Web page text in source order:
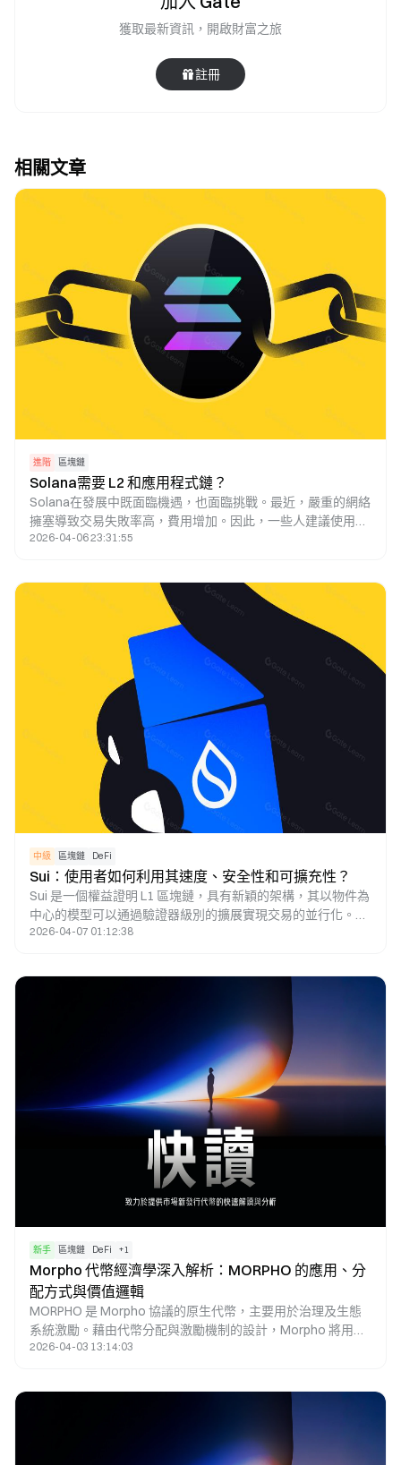
獲取最新資訊，開啟財富之旅
註冊
相關文章
進階 區塊鏈
Solana需要 L2 和應用程式鏈？
Solana在發展中既面臨機遇，也面臨挑戰。最近，嚴重的網絡
擁塞導致交易失敗率高，費用增加。因此，一些人建議使用
Layer 2和應用鏈技術來解決這個問題。本文探討了該策略的可
2026-04-06 23:31:55
中級 區塊鏈 DeFi
Sui：使用者如何利用其速度、安全性和可擴充性？
Sui 是一個權益證明 L1 區塊鏈，具有新穎的架構，其以物件為
中心的模型可以通過驗證器級別的擴展實現交易的並行化。在
這篇研究論文中，將介紹Sui區塊鏈的獨特功能，將介紹SUI代
2026-04-07 01:12:38
新手 區塊鏈 DeFi +1
Morpho 代幣經濟學深入解析：MORPHO 的應用、分
配方式與價值邏輯
MORPHO 是 Morpho 協議的原生代幣，主要用於治理及生態
系統激勵。藉由代幣分配與激勵機制的設計，Morpho 將用戶
行為、協議發展與治理權利緊密結合，進而在去中心化借貸體
2026-04-03 13:14:03